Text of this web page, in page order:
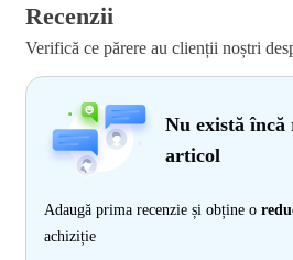
Recenzii
Verifică ce părere au clienții noștri
Nu există încă
articol
Adaugă prima recenzie și obține o
achiziție